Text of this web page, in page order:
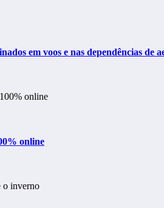
em voos e nas dependências de
online